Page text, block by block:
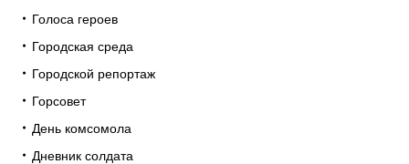
Голоса героев
Городская среда
Городской репортаж
Горсовет
День комсомола
Дневник солдата